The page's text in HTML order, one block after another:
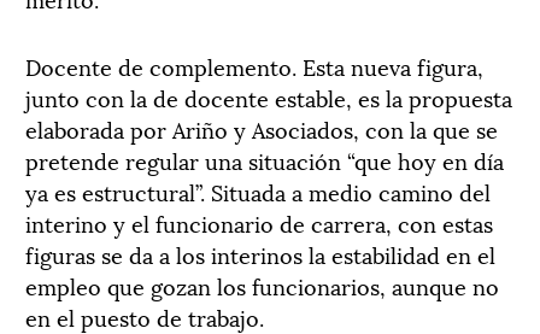
Docente de complemento. Esta nueva figura,
junto con la de docente estable, es la propuesta
elaborada por Ariño y Asociados, con la que se
pretende regular una situación “que hoy en día
ya es estructural”. Situada a medio camino del
interino y el funcionario de carrera, con estas
figuras se da a los interinos la estabilidad en el
empleo que gozan los funcionarios, aunque no
en el puesto de trabajo.